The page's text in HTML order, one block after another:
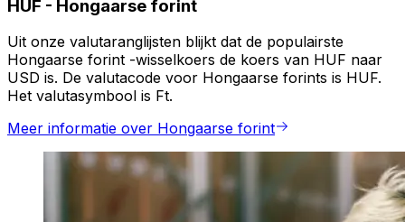
HUF - Hongaarse forint
Uit onze valutaranglijsten blijkt dat de populairste
Hongaarse forint -wisselkoers de koers van HUF naar
USD is. De valutacode voor Hongaarse forints is HUF.
Het valutasymbool is Ft.
Meer informatie over Hongaarse forint